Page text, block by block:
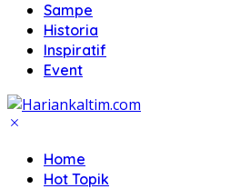
Sampe
Historia
Inspiratif
Event
Home
Hot Topik